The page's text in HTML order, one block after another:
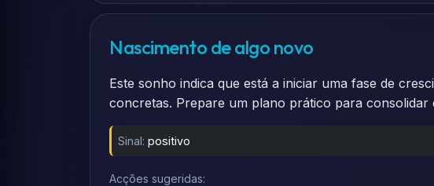
Nascimento de algo novo
Este sonho indica que está a iniciar uma fase de
concretas. Prepare um plano prático para consolidar
Sinal: positivo
Acções sugeridas: